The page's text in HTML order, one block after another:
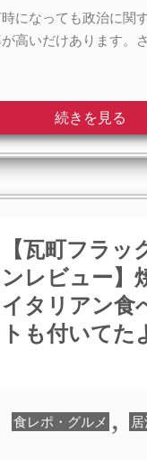
になっても政治に関
高いだけあります。
続きを見る
【瓦町フラ
ンレビュー】
イタリアン食
トも付いてた
食レポ・グルメ ,